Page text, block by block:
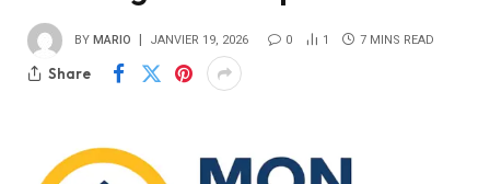
BY MARIO JANVIER 19, 2026 0 1 7 MINS READ
Share